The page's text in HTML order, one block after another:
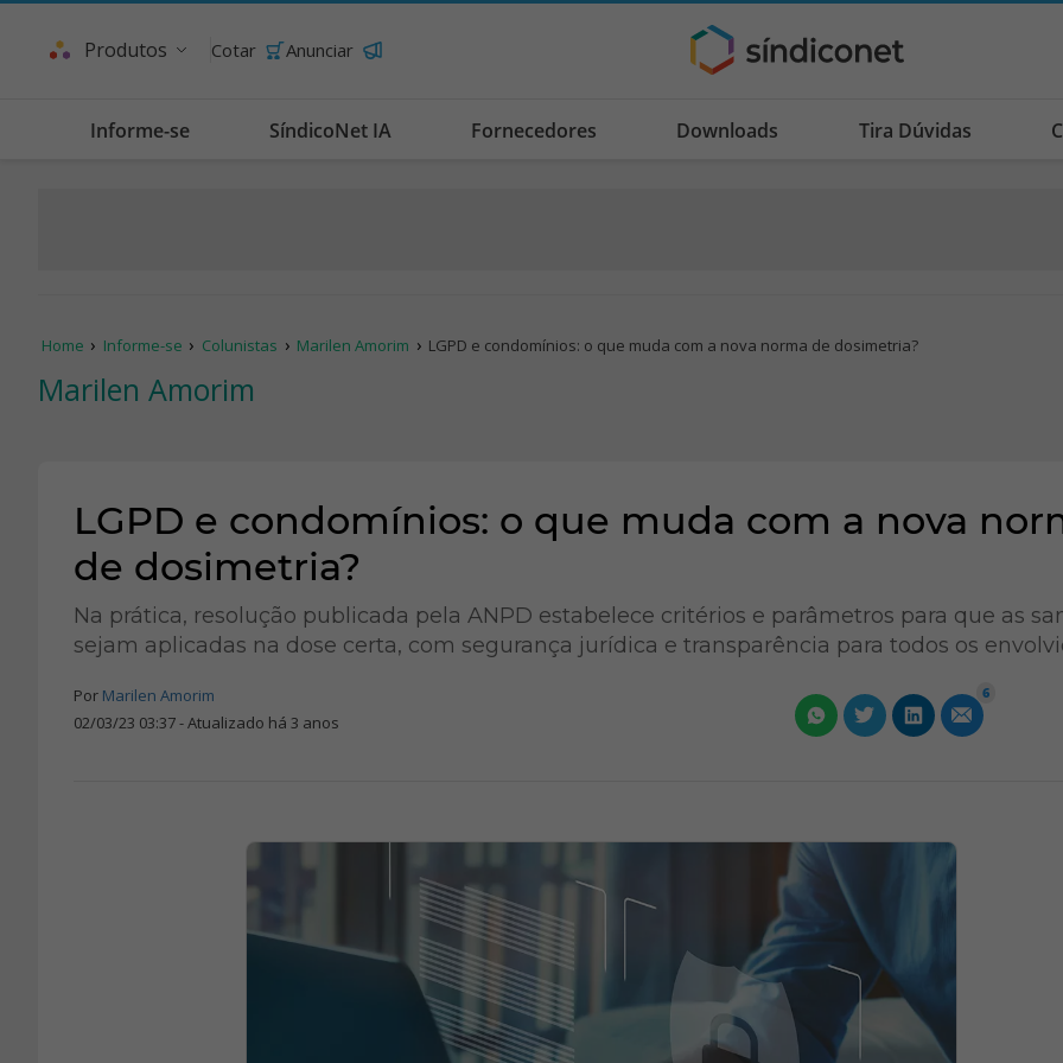
Produtos Cotar Anunciar
Informe-se SíndicoNet IA Fornecedores Downloads Tira Dúvidas
Home Informe-se Colunistas Marilen Amorim LGPD e condomínios: o que muda com a nova norma de dosimetria?
Marilen Amorim
LGPD e condomínios: o que muda com a nova
de dosimetria?
Na prática, resolução publicada pela ANPD estabelece critérios e parâmetros para que as
sejam aplicadas na dose certa, com segurança jurídica e transparência para todos os
Por Marilen Amorim
02/03/23 03:37 - Atualizado há 3 anos
6